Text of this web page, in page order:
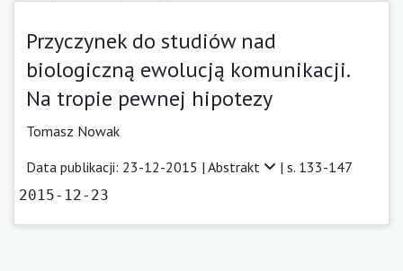
Przyczynek do studiów nad
biologiczną ewolucją komunikacji.
Na tropie pewnej hipotezy
Tomasz Nowak
Data publikacji: 23-12-2015 | Abstrakt | s. 133-147
2015-12-23